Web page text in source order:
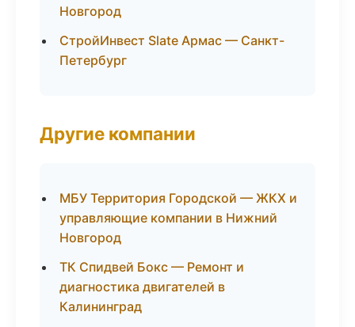
Новгород
СтройИнвест Slate Армас — Санкт-
Петербург
Другие компании
МБУ Территория Городской — ЖКХ и
управляющие компании в Нижний
Новгород
ТК Спидвей Бокс — Ремонт и
диагностика двигателей в
Калининград